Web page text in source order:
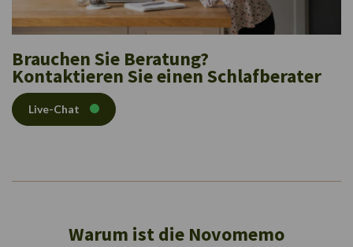
Brauchen Sie Beratung?
Kontaktieren Sie einen Schlafberater
Live-Chat
Warum ist die Novomemo